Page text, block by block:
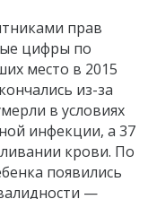
прав
цифры по
место в 2015
из-за
в условиях
инфекции, а 37
крови. По
появились
—